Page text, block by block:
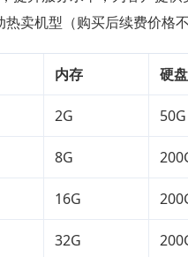
卖机型（购买后续费价格
内存 硬盘
2G
8G
16G
32G